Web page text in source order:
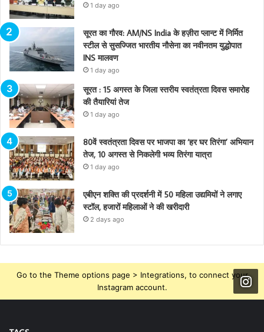
1 day ago
सूरत का गौरव: AM/NS India के हज़ीरा प्लान्ट में निर्मित
स्टील से सुसज्जित भारतीय नौसेना का नवीनतम युद्धोपात
INS मालवण
1 day ago
सूरत : 15 अगस्त के जिला स्तरीय स्वतंत्रता दिवस समारोह
की तैयारियां तेज
1 day ago
80वें स्वतंत्रता दिवस पर भाजपा का ‘हर घर तिरंगा’ अभियान
तेज, 10 अगस्त से निकलेगी भव्य तिरंगा यात्रा
1 day ago
एबीएन शक्ति की प्रदर्शनी में 50 महिला उद्यमियों ने लगाए
स्टॉल, हजारों महिलाओं ने की खरीदारी
2 days ago
Go to the Theme options page > Integrations, to connect your
Instagram account.